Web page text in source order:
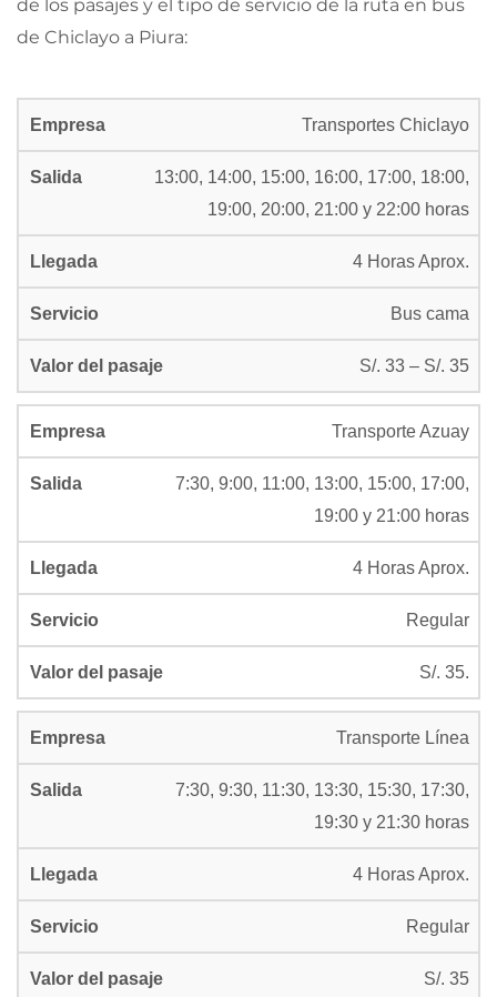
de los pasajes y el tipo de servicio de la ruta en bus
de Chiclayo a Piura:
Transportes Chiclayo
13:00, 14:00, 15:00, 16:00, 17:00, 18:00,
19:00, 20:00, 21:00 y 22:00 horas
4 Horas Aprox.
Bus cama
S/. 33 – S/. 35
Transporte Azuay
7:30, 9:00, 11:00, 13:00, 15:00, 17:00,
19:00 y 21:00 horas
4 Horas Aprox.
Regular
S/. 35.
Transporte Línea
7:30, 9:30, 11:30, 13:30, 15:30, 17:30,
19:30 y 21:30 horas
4 Horas Aprox.
Regular
S/. 35